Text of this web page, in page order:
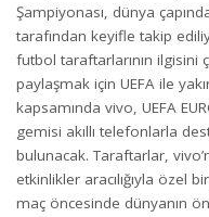
Şampiyonası, dünya
tarafından keyifle takip
futbol taraftarlarının ilgisini
paylaşmak için UEFA ile
kapsamında vivo, UEFA
gemisi akıllı telefonlarla
bulunacak. Taraftarlar,
etkinlikler aracılığıyla özel
maç öncesinde dünyanın